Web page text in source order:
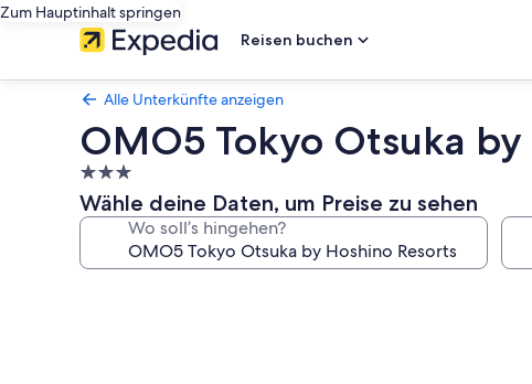
Zum Hauptinhalt springen
Reisen buchen
Alle Unterkünfte anzeigen
OMO5 Tokyo Otsuka by
3.0-
Sterne-
Unterkunft
Wähle deine Daten, um Preise zu sehen
Wo soll’s hingehen?